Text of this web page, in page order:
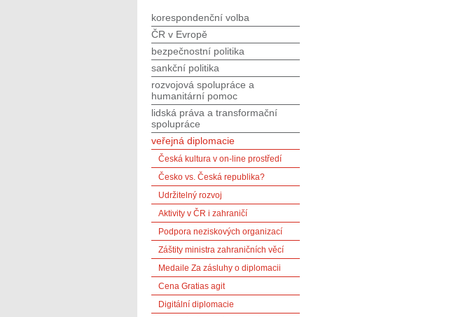
korespondenční volba
ČR v Evropě
bezpečnostní politika
sankční politika
rozvojová spolupráce a
humanitární pomoc
lidská práva a transformační
spolupráce
veřejná diplomacie
Česká kultura v on-line prostředí
Česko vs. Česká republika?
Udržitelný rozvoj
Aktivity v ČR i zahraničí
Podpora neziskových organizací
Záštity ministra zahraničních věcí
Medaile Za zásluhy o diplomacii
Cena Gratias agit
Digitální diplomacie